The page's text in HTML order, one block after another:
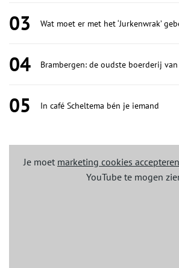
03 Wat moet er met het ‘Jurkenwrak’
04 Brambergen: de oudste boerderij van
05 In café Scheltema bén je iemand
Je moet marketing cookies accepteren
YouTube te mogen